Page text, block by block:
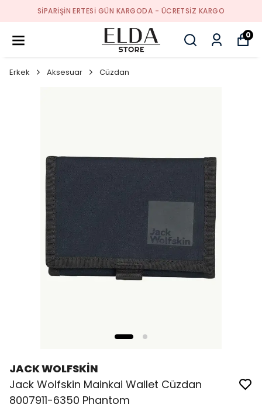
SIPARIŞIN ERTESI GÜN KARGODA - ÜCRETSIZ KARGO
0
Erkek Aksesuar Cüzdan
JACK WOLFSKİN
Jack Wolfskin Mainkai Wallet Cüzdan
8007911-6350 Phantom